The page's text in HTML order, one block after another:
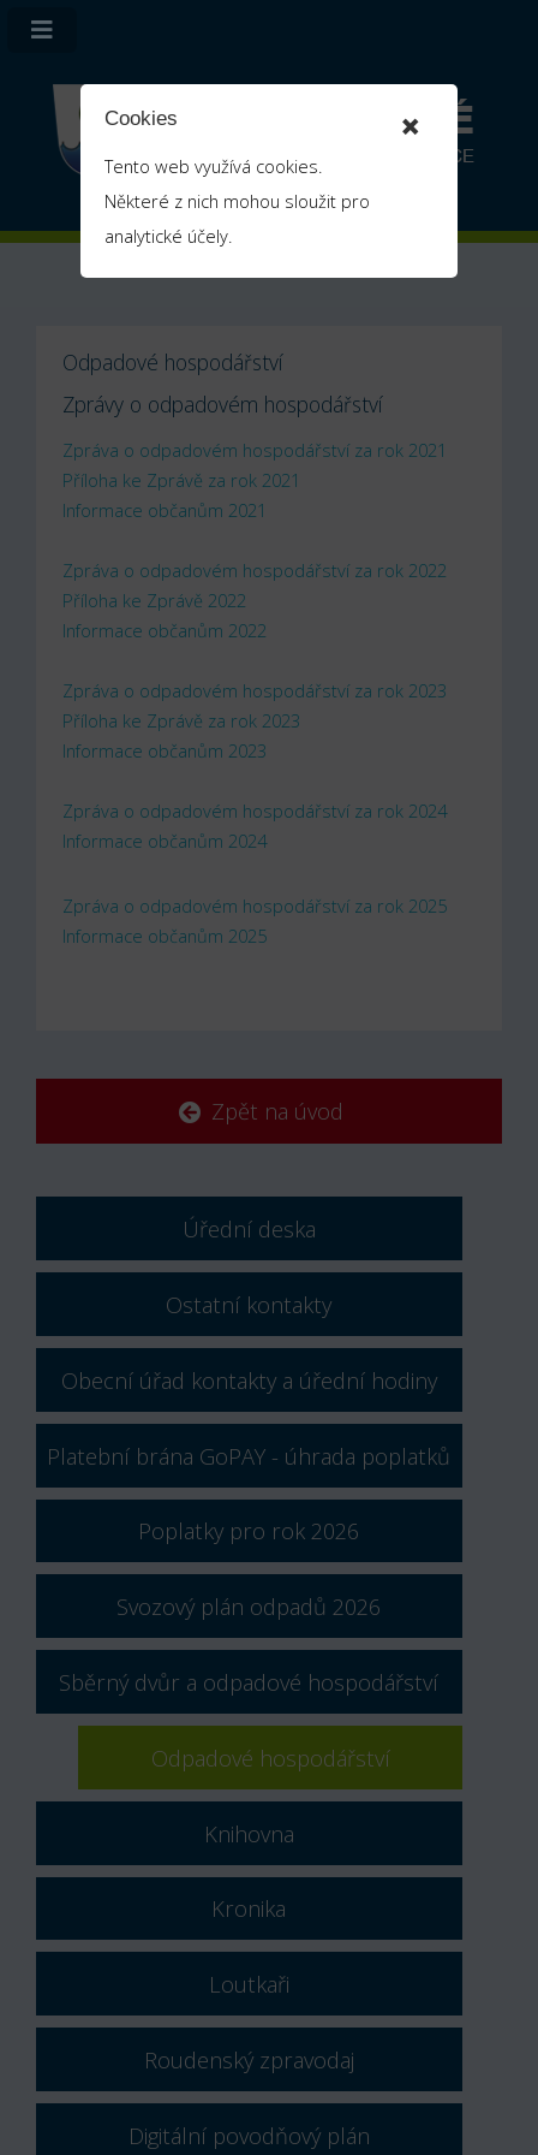
Cookies ×
Tento web využívá cookies.
Některé z nich mohou sloužit pro
analytické účely.
Zpět na úvod
Úřední deska
Ostatní kontakty
Obecní úřad kontakty a úřední hodiny
Platební brána GoPAY - úhrada poplatků
Poplatky pro rok 2026
Svozový plán odpadů 2026
Sběrný dvůr a odpadové hospodářství
Odpadové hospodářství
Knihovna
Kronika
Loutkaři
Roudenský zpravodaj
Digitální povodňový plán
Odpadové hospodářství
Zprávy o odpadovém hospodářství
Zpráva o odpadovém hospodářství za rok 2021
Příloha ke Zprávě za rok 2021
Informace občanům 2021
Zpráva o odpadovém hospodářství za rok 2022
Příloha ke Zprávě 2022
Informace občanům 2022
Zpráva o odpadovém hospodářství za rok 2023
Příloha ke Zprávě za rok 2023
Informace občanům 2023
Zpráva o odpadovém hospodářství za rok 2024
Informace občanům 2024
Zpráva o odpadovém hospodářství za rok 2025
Informace občanům 2025